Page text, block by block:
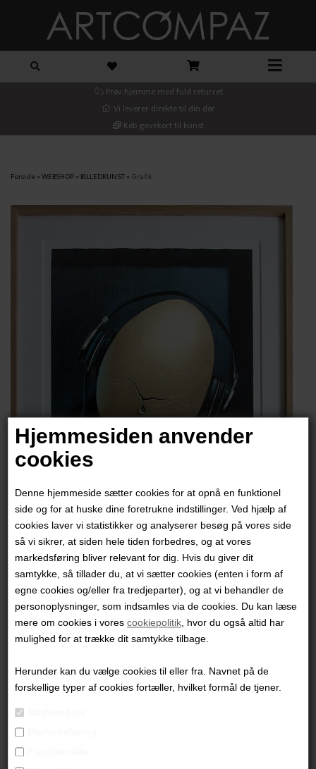
Hjemmesiden anvender
cookies
Denne hjemmeside sætter cookies for at opnå en funktionel
side og for at huske dine foretrukne indstillinger. Ved hjælp af
cookies laver vi statistikker og analyserer besøg på vores side
så vi sikrer, at siden hele tiden forbedres, og at vores
markedsføring bliver relevant for dig. Hvis du giver dit
samtykke, så tillader du, at vi sætter cookies (enten i form af
egne cookies og/eller fra tredjeparter), og at vi behandler de
personoplysninger, som indsamles via de cookies. Du kan læse
mere om cookies i vorescookiepolitik , hvor du også altid har
mulighed for at trække dit samtykke tilbage.
Herunder kan du vælge cookies til eller fra. Navnet på de
forskellige typer af cookies fortæller, hvilket formål de tjener.
Prøv hjemme med fuld returret
Vi leverer direkte til din dør
Køb gavekort til kunst
Forside »WEBSHOP»BILLEDKUNST»Grafik
Thor Lindeneg
2.500,00DKK
55 x 42 cm.
Giclee-tryk - oplag 12